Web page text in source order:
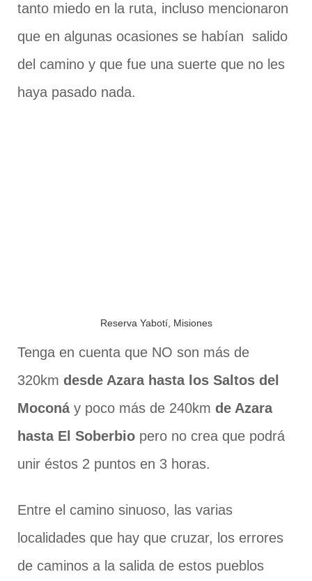
tanto miedo en la ruta, incluso mencionaron
que en algunas ocasiones se habían salido
del camino y que fue una suerte que no les
haya pasado nada.
Reserva Yabotí, Misiones
Tenga en cuenta que NO son más de
320km desde Azara hasta los Saltos del
Moconá y poco más de 240km de Azara
hasta El Soberbio pero no crea que podrá
unir éstos 2 puntos en 3 horas.
Entre el camino sinuoso, las varias
localidades que hay que cruzar, los errores
de caminos a la salida de estos pueblos